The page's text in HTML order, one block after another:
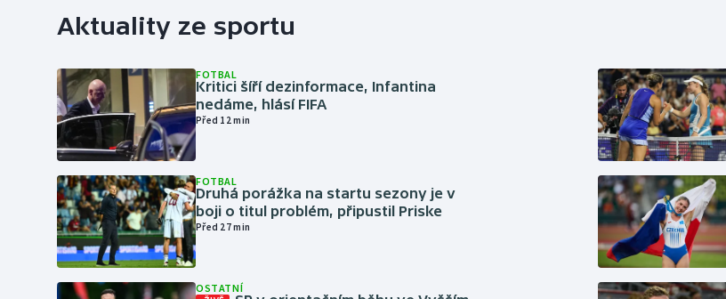
Aktuality ze sportu
FOTBAL
Kritici šíří dezinformace, Infantina
nedáme, hlásí FIFA
Před 12 min
FOTBAL
Druhá porážka na startu sezony je v
boji o titul problém, připustil Priske
Před 27 min
OSTATNÍ